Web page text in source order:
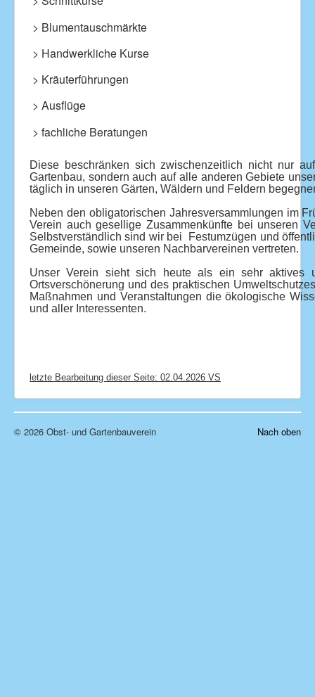
> Blumentauschmärkte
> Handwerkliche Kurse
> Kräuterführungen
> Ausflüge
> fachliche Beratungen
Diese beschränken sich zwischenzeitlich nicht nur
Gartenbau, sondern auch auf alle anderen Gebiete
täglich in unseren Gärten, Wäldern und Feldern
Neben den obligatorischen Jahresversammlungen im
Verein auch gesellige Zusammenkünfte bei unseren
Selbstverständlich sind wir bei Festumzügen und
Gemeinde, sowie unseren Nachbarvereinen vertreten.
Unser Verein sieht sich heute als ein sehr aktives
Ortsverschönerung und des praktischen
Maßnahmen und Veranstaltungen die ökologische
und aller Interessenten.
letzte Bearbeitung dieser Seite: 02.04.2026 VS
Nach oben
© 2026 Obst- und Gartenbauverein